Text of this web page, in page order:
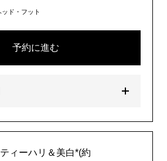
ド・フット
予約に進む
ィーハリ＆美白*(約